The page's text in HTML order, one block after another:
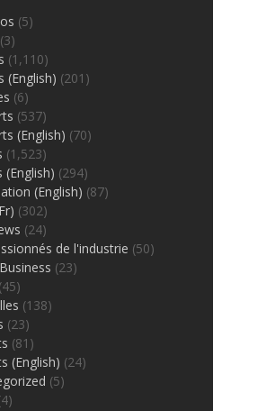
(5)
(3)
(1,110)
(English) (201)
(6)
(537)
(English) (70)
(1,523)
(English) (294)
(English) (87)
(302)
(24)
de l'industrie (50)
(23)
(45)
(138)
(23)
(81)
(English) (24)
(5)